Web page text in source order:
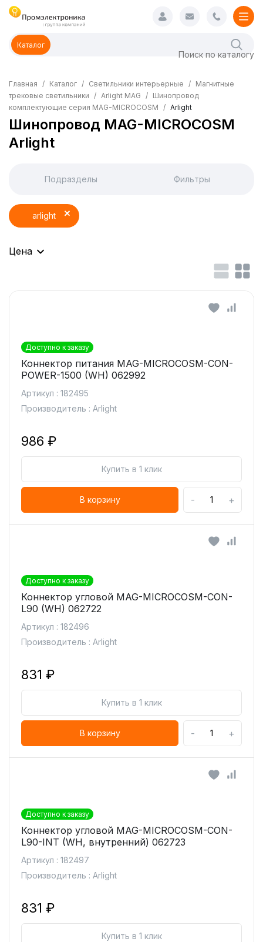
Каталог
Главная Каталог Светильники интерьерные
Магнитные
трековые светильники
Arlight MAG
Шинопровод
комплектующие серия MAG-MICROCOSM
Arlight
Шинопровод MAG-MICROCOSM
Arlight
Подразделы Фильтры
arlight
Цена
Доступно к заказу
Коннектор питания MAG-MICROCOSM-CON-
POWER-1500 (WH) 062992
Артикул : 182495
Производитель : Arlight
986 ₽
Купить в 1 клик
В корзину - +
Доступно к заказу
Коннектор угловой MAG-MICROCOSM-CON-
L90 (WH) 062722
Артикул : 182496
Производитель : Arlight
831 ₽
Купить в 1 клик
В корзину - +
Доступно к заказу
Коннектор угловой MAG-MICROCOSM-CON-
L90-INT (WH, внутренний) 062723
Артикул : 182497
Производитель : Arlight
831 ₽
Купить в 1 клик